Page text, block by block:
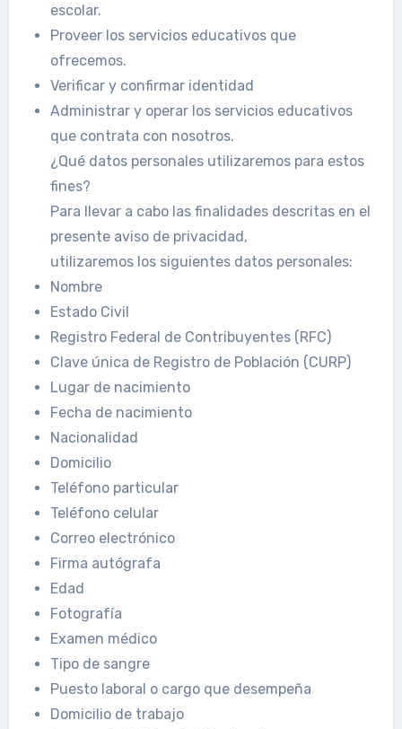
escolar.
Proveer los servicios educativos que
ofrecemos.
Verificar y confirmar identidad
Administrar y operar los servicios educativos
que contrata con nosotros.
¿Qué datos personales utilizaremos para estos
fines?
Para llevar a cabo las finalidades descritas en el
presente aviso de privacidad,
utilizaremos los siguientes datos personales:
Nombre
Estado Civil
Registro Federal de Contribuyentes (RFC)
Clave única de Registro de Población (CURP)
Lugar de nacimiento
Fecha de nacimiento
Nacionalidad
Domicilio
Teléfono particular
Teléfono celular
Correo electrónico
Firma autógrafa
Edad
Fotografía
Examen médico
Tipo de sangre
Puesto laboral o cargo que desempeña
Domicilio de trabajo